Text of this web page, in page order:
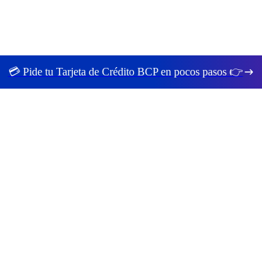
💳 Pide tu Tarjeta de Crédito BCP en pocos pasos 👉